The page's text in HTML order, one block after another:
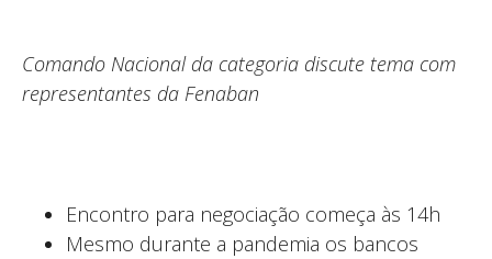
Comando Nacional da categoria discute tema com
representantes da Fenaban
Encontro para negociação começa às 14h
Mesmo durante a pandemia os bancos